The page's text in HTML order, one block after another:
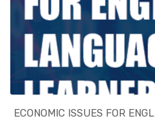
ECONOMIC ISSUES FOR